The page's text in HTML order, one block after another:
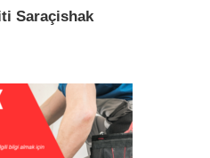
Saraçishak